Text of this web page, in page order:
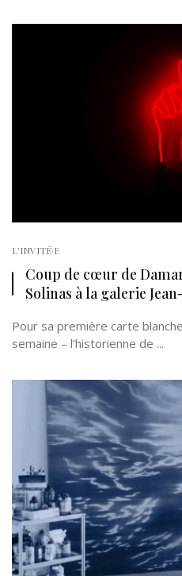
L'INVITÉ·E
Coup de cœur de
Solinas à la galerie
Pour sa première carte
semaine – l’historienne de ...